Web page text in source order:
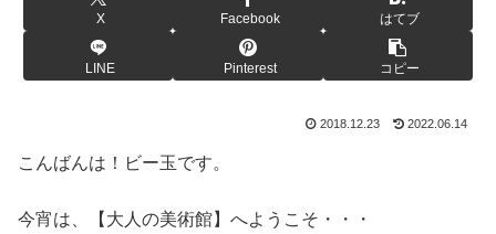
X Facebook はてブ
LINE Pinterest コピー
2018.12.23 2022.06.14
こんばんは！ビー玉です。
今宵は、【大人の美術館】へようこそ・・・